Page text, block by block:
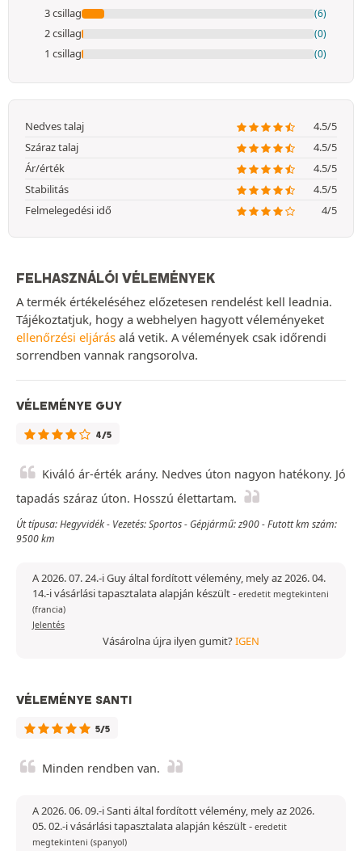
3 csillag
(6)
2 csillag (0)
1 csillag (0)
Nedves talaj
4.5/5
Száraz talaj
4.5/5
Ár/érték
4.5/5
Stabilitás
4.5/5
Felmelegedési idő
4/5
FELHASZNÁLÓI VÉLEMÉNYEK
A termék értékeléséhez előzetesen rendelést kell leadnia.
Tájékoztatjuk, hogy a webhelyen hagyott véleményeket
ellenőrzési eljárás alá vetik. A vélemények csak időrendi
sorrendben vannak rangsorolva.
VÉLEMÉNYE GUY
4/5
Kiváló ár-érték arány. Nedves úton nagyon hatékony. Jó
tapadás száraz úton. Hosszú élettartam.
Út típusa: Hegyvidék - Vezetés: Sportos - Gépjármű: z900 - Futott km szám:
9500 km
A 2026. 07. 24.-i Guy által fordított vélemény, mely az 2026. 04.
14.-i vásárlási tapasztalata alapján készült- eredetit megtekinteni
(francia)
Jelentés
Vásárolna újra ilyen gumit?IGEN
VÉLEMÉNYE SANTI
5/5
Minden rendben van.
A 2026. 06. 09.-i Santi által fordított vélemény, mely az 2026.
05. 02.-i vásárlási tapasztalata alapján készült- eredetit
megtekinteni (spanyol)